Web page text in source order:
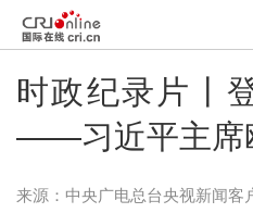
时政纪录片丨
——习近平主席
来源： 中央广电总台央视新闻客